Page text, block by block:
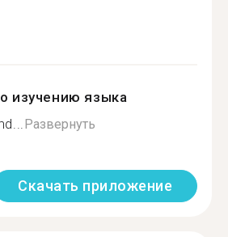
изучению языка
Развернуть
Скачать приложение